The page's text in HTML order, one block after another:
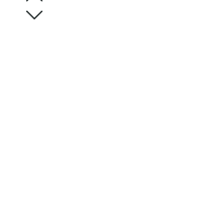
Bildergalerie überspringen